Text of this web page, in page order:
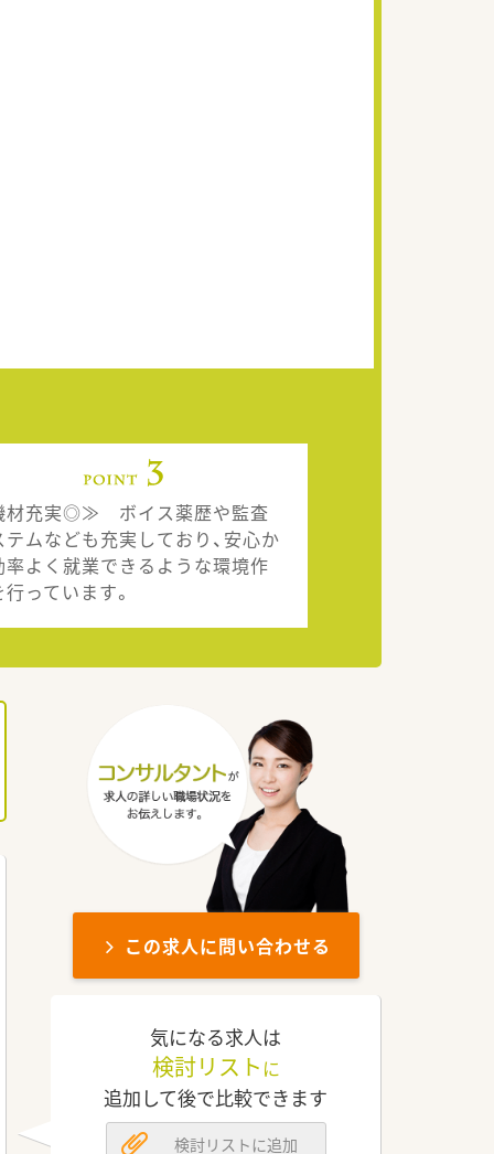
充実◎≫ ボイス薬歴や監査
テムなども充実しており、安心か
率よく就業できるような環境作
行っています。
この求人に問い合わせる
気になる求人は
検討リスト に
追加して後で比較できます
検討リストに追加